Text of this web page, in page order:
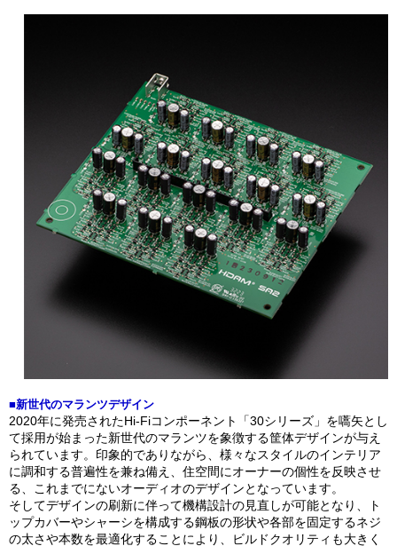
■新世代のマランツデザイン
2020年に発売されたHi-Fiコンポーネント「30シリーズ」を嚆矢とし
て採用が始まった新世代のマランツを象徴する筐体デザインが与え
られています。印象的でありながら、様々なスタイルのインテリア
に調和する普遍性を兼ね備え、住空間にオーナーの個性を反映させ
る、これまでにないオーディオのデザインとなっています。
そしてデザインの刷新に伴って機構設計の見直しが可能となり、ト
ップカバーやシャーシを構成する鋼板の形状や各部を固定するネジ
の太さや本数を最適化することにより、ビルドクオリティも大きく